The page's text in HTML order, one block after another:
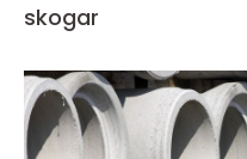
skogar